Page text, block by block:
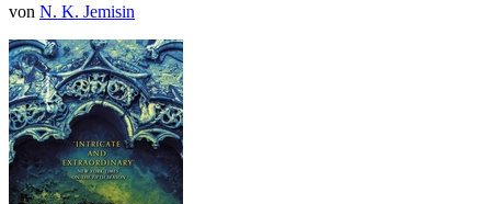
von N. K. Jemisin